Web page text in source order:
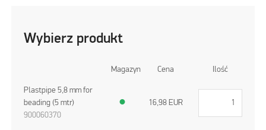
Wybierz produkt
Magazyn Cena Ilość
Plastpipe 5,8 mm for
beading (5 mtr)
900060370
● 16,98 EUR